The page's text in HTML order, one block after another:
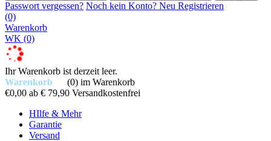
Passwort vergessen? Noch kein Konto? Neu Registrieren
(0)
Warenkorb
WK (0)
Ihr Warenkorb ist derzeit leer.
Warenkorb
(0) im Warenkorb
€0,00 ab € 79,90 Versandkostenfrei
HIlfe & Mehr
Garantie
Versand